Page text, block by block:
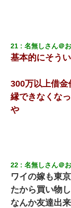
21 名無しさん＠
基本的にそう
300万以上借
縁できなくな
や
22 名無しさん＠
ワイの嫁も東
たから買い物
なんか友達出